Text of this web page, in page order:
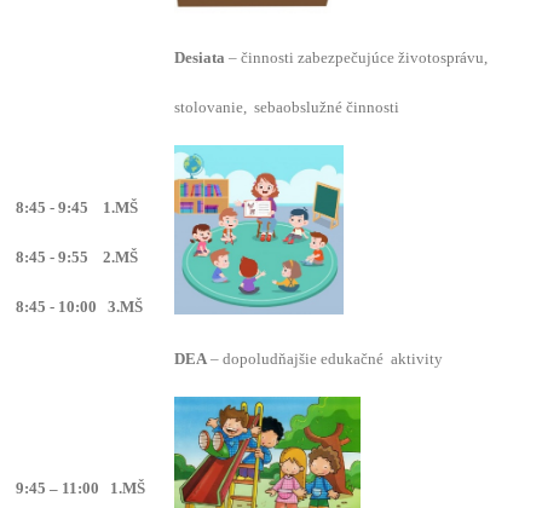
Desiata – činnosti zabezpečujúce životosprávu,
stolovanie, sebaobslužné činnosti
8:45 - 9:45 1.MŠ
8:45 - 9:55 2.MŠ
8:45 - 10:00 3.MŠ
DEA – dopoludňajšie edukačné aktivity
9:45 – 11:00 1.MŠ